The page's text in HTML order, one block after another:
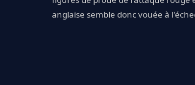
anglaise semble donc vouée à